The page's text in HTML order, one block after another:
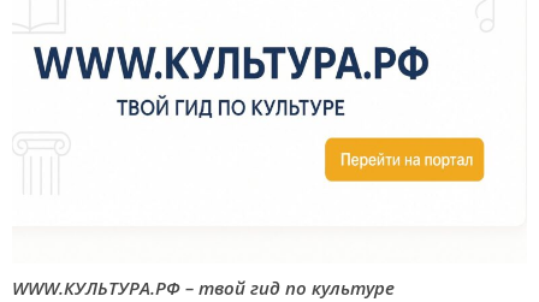
WWW.КУЛЬТУРА.РФ – твой гид по культуре